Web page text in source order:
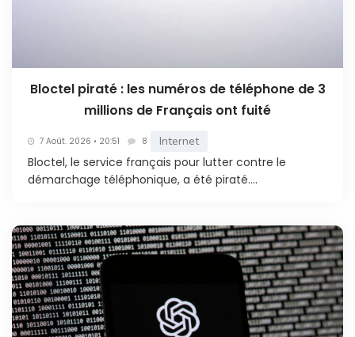
Bloctel piraté : les numéros de téléphone de 3
millions de Français ont fuité
7 Août. 2026 • 20:51 8 Internet
Bloctel, le service français pour lutter contre le
démarchage téléphonique, a été piraté....